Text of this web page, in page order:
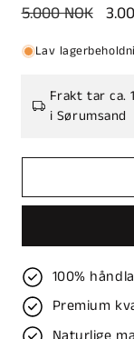
Vanlig
pris
5.000 NOK
Lav
Frakt tar ca.
i Sørumsand
100%
Premium